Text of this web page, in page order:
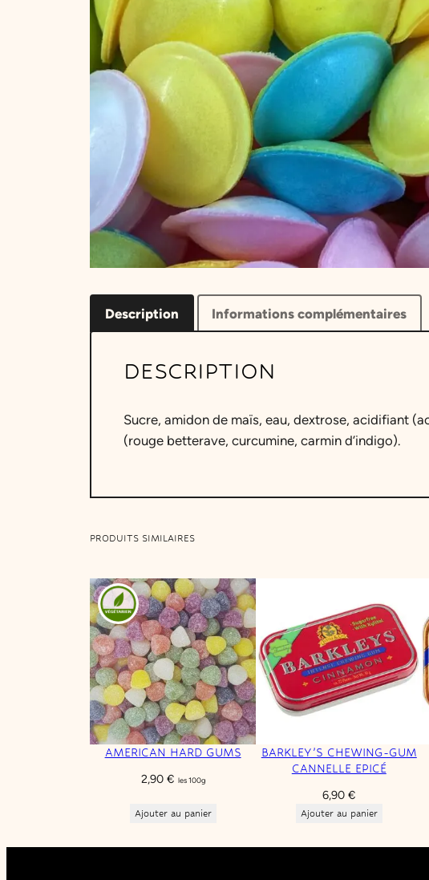
Description Informations complémentaires
DESCRIPTION
Sucre, amidon de maïs, eau, dextrose, acidifiant
(rouge betterave, curcumine, carmin d’indigo).
PRODUITS SIMILAIRES
AMERICAN HARD GUMS
2,90 € les 100g
Ajouter au panier
BARKLEY’S CHEWING-GUM
CANNELLE EPICÉ
6,90 €
Ajouter au panier